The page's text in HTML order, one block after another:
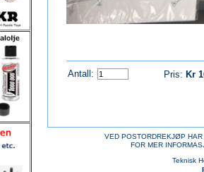
Antall: Pris: Kr
VED POSTORDREKJØP
FOR MER
Teknisk